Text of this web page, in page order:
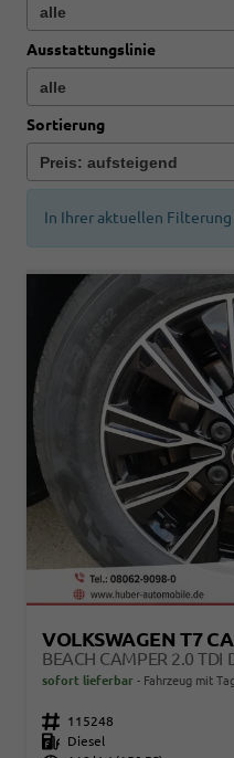
Ausstattungslinie
Sortierung
In Ihrer aktuellen
VOLKSWAGEN T7
BEACH CAMPER 2.0 TDI
sofort lieferbar Fahrzeug mit
Fahrzeugnr. 115248
Kraftstoff
Diesel